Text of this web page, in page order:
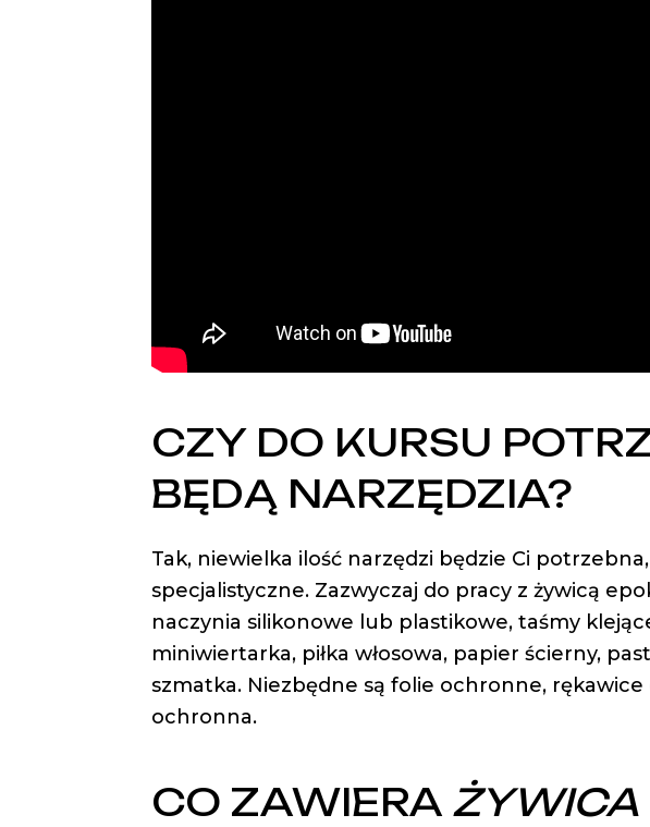
CZY DO KURSU
BĘDĄ NARZĘDZIA?
Tak, niewielka ilość narzędzi będzie Ci
specjalistyczne. Zazwyczaj do pracy z żywicą
naczynia silikonowe lub plastikowe, taśmy
miniwiertarka, piłka włosowa, papier ścierny,
szmatka. Niezbędne są folie ochronne,
ochronna.
CO ZAWIERA ŻYWICA